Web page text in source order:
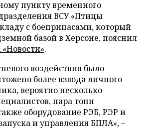
пункту временного
ВСУ «Птицы
с боеприпасами, который
базой в Херсоне, пояснил
.
воздействия было
более взвода личного
вероятно несколько
пара тонн
оборудование РЭБ, РЭР и
и управления БПЛА», –